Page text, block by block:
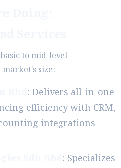
to mid-level
size:
: Delivers all-in-one
efficiency with CRM,
integrations
: Specializes